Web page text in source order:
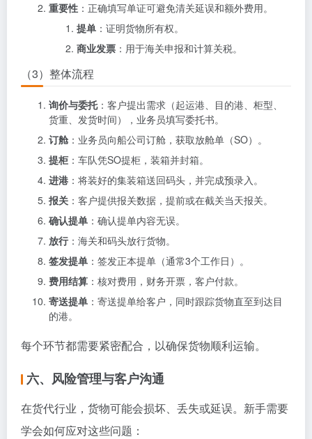
重要性 ：正确填写单证可避免清关延误和额外费用。
提单 ：证明货物所有权。
商业发票 ：用于海关申报和计算关税。
（3）整体流程
询价与委托：客户提出需求（起运港、目的港、柜型、
货重、发货时间），业务员填写委托书。
订舱 ：业务员向船公司订舱，获取放舱单（SO）。
提柜 ：车队凭SO提柜，装箱并封箱。
进港 ：将装好的集装箱送回码头，并完成预录入。
报关 ：客户提供报关数据，提前或在截关当天报关。
确认提单 ：确认提单内容无误。
放行 ：海关和码头放行货物。
签发提单 ：签发正本提单（通常3个工作日）。
费用结算 ：核对费用，财务开票，客户付款。
寄送提单 ：寄送提单给客户，同时跟踪货物直至到达目
的港。
每个环节都需要紧密配合，以确保货物顺利运输。
六、风险管理与客户沟通
在货代行业，货物可能会损坏、丢失或延误。新手需要
学会如何应对这些问题：